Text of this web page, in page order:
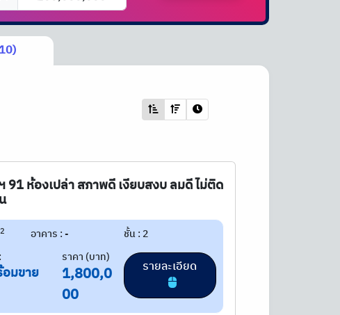
ห้องเปล่า สภาพดี เงียบสงบ ลมดี ไม่ติด
2 อาคาร : -
ชั้น : 2
มขาย
ราคา (บาท)
1,800,0
00